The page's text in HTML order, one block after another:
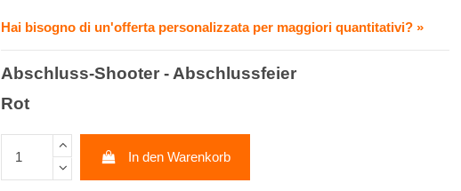
Hai bisogno di un'offerta personalizzata per maggiori quantitativi? »
Abschluss-Shooter - Abschlussfeier
Rot
In den Warenkorb